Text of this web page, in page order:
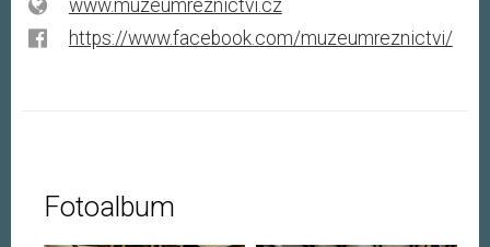
www.muzeumreznictvi.cz
https://www.facebook.com/muzeumreznictvi/
Fotoalbum